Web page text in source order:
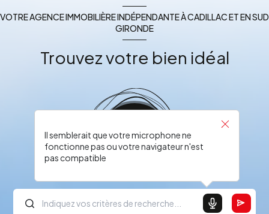
VOTRE AGENCE IMMOBILIÈRE INDÉPENDANTE À CADILLAC ET EN SUD
GIRONDE
Trouvez votre bien idéal
Il semblerait que votre microphone ne
fonctionne pas ou votre navigateur n'est
pas compatible